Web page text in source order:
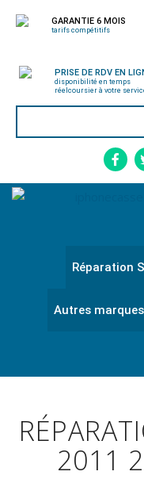
GARANTIE 6 MOIS
tarifs compétitifs
PRISE DE RDV EN
disponibilité en temps
réelcoursier à votre
Réparation
Autres marques
2011